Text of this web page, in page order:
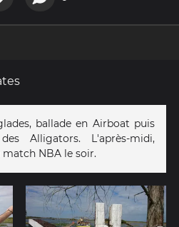
ballade en Airboat puis
Alligators. L'après-midi,
NBA le soir.